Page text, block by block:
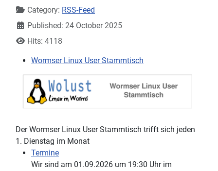
Category: RSS-Feed
Published: 24 October 2025
Hits: 4118
Wormser Linux User Stammtisch
Der Wormser Linux User Stammtisch trifft sich jeden
1. Dienstag im Monat
Termine
Wir sind am 01.09.2026 um 19:30 Uhr im